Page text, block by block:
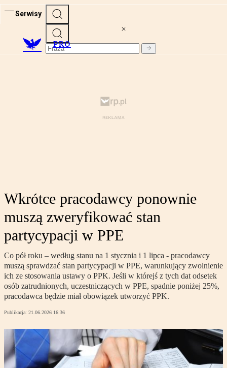
Serwisy
PRO
Wkrótce pracodawcy ponownie
muszą zweryfikować stan
partycypacji w PPE
Co pół roku – według stanu na 1 stycznia i 1 lipca - pracodawcy
muszą sprawdzać stan partycypacji w PPE, warunkujący zwolnienie
ich ze stosowania ustawy o PPK. Jeśli w którejś z tych dat odsetek
osób zatrudnionych, uczestniczących w PPE, spadnie poniżej 25%,
pracodawca będzie miał obowiązek utworzyć PPK.
Publikacja: 21.06.2026 16:36